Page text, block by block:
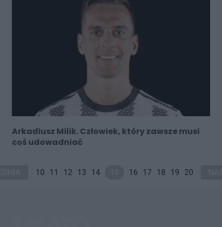
Arkadiusz Milik. Człowiek, który zawsze musi
coś udowadniać
10 11 12 13 14 16 17 18 19 20